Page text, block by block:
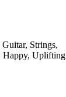
Strings,
Happy, Uplifting